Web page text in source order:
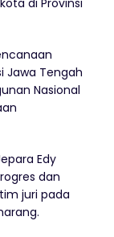
di Provinsi
Jawa Tengah
Nasional
Edy
dan
juri pada